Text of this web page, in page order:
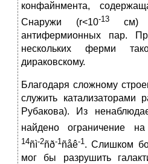
конфайнмента,
Снаружи (r<10-13 см) -
антифермионных пар.
нескольких ферми
дираковскому.
Благодаря сложному
служить катализаторами
Рубакова). Из
найдено ограничение
14ñì-2ñð-1 ñåê-1 . Слишком
мог бы разрушить